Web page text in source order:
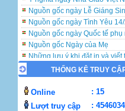
Nguồn gốc ngày Tình Yêu
Nguồn gốc ngày Quốc tế phụ
Nguồn gốc Ngày của Mẹ
Những lưu ý khi đặt in và viết
Ý nghĩa ngày Nhà Giáo Việt
Nguồn gốc ngày Lễ Giáng
Nguồn gốc ngày Tình Yêu
Nguồn gốc ngày Quốc tế phụ
Nguồn gốc Ngày của Mẹ
THỐNG KÊ TRUY
Online
: 15
Lượt truy cập
: 4546034